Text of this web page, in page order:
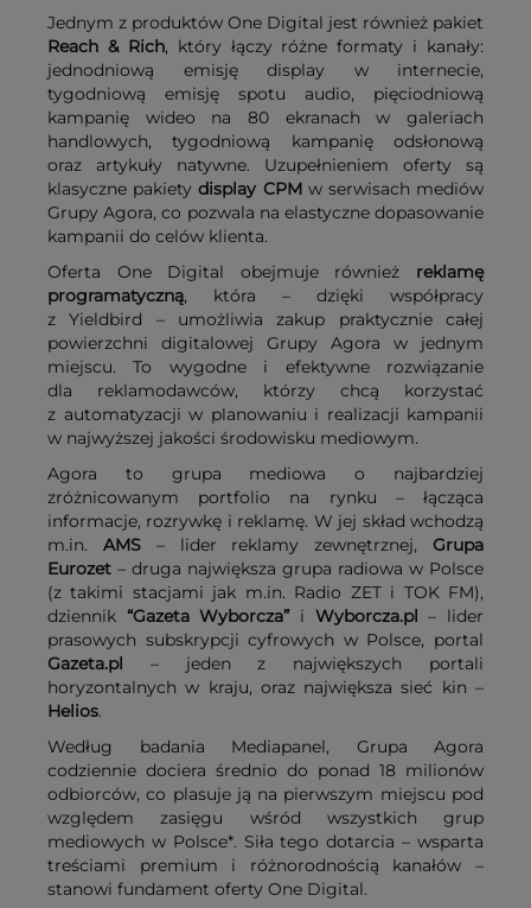
Jednym z produktów One Digital jest również pakiet
Reach & Rich, który łączy różne formaty i kanały:
jednodniową emisję display w internecie,
tygodniową emisję spotu audio, pięciodniową
kampanię wideo na 80 ekranach w galeriach
handlowych, tygodniową kampanię odsłonową
oraz artykuły natywne. Uzupełnieniem oferty są
klasyczne pakietydisplay CPMw serwisach mediów
Grupy Agora, co pozwala na elastyczne dopasowanie
kampanii do celów klienta.
Oferta One Digital obejmuje również reklamę
programatyczną, która – dzięki współpracy
z Yieldbird – umożliwia zakup praktycznie całej
powierzchni digitalowej Grupy Agora w jednym
miejscu. To wygodne i efektywne rozwiązanie
dla reklamodawców, którzy chcą korzystać
z automatyzacji w planowaniu i realizacji kampanii
w najwyższej jakości środowisku mediowym.
Agora to grupa mediowa o najbardziej
zróżnicowanym portfolio na rynku – łącząca
informacje, rozrywkę i reklamę. W jej skład wchodzą
m.in. AMS – lider reklamy zewnętrznej,Grupa
Eurozet – druga największa grupa radiowa w Polsce
(z takimi stacjami jak m.in. Radio ZET i TOK FM),
dziennik “Gazeta Wyborcza” i Wyborcza.pl
– lider
prasowych subskrypcji cyfrowych w Polsce, portal
Gazeta.pl – jeden z największych portali
horyzontalnych w kraju, oraz największa sieć kin –
Helios.
Według badania Mediapanel, Grupa Agora
codziennie dociera średnio do ponad 18 milionów
odbiorców, co plasuje ją na pierwszym miejscu pod
względem zasięgu wśród wszystkich grup
mediowych w Polsce*. Siła tego dotarcia – wsparta
treściami premium i różnorodnością kanałów –
stanowi fundament oferty One Digital.